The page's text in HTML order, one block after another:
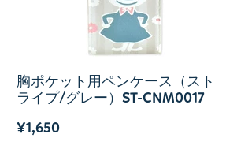
胸ポケット用ペンケース（スト
ライプ/グレー）ST-CNM0017
¥1,650